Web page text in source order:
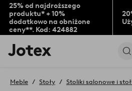
25% od najdroższego
produktu* + 10%
dodatkowo na obniżone
ceny**. Kod: 424882
Logo
Jotex
na
Meble Stoły Stoliki salonowe i